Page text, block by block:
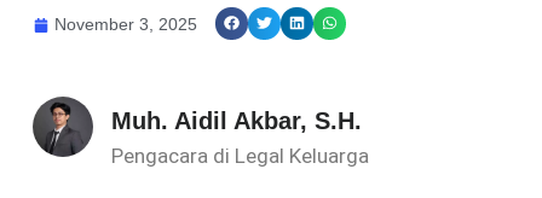
November 3, 2025
Muh. Aidil Akbar, S.H.
Pengacara di Legal Keluarga